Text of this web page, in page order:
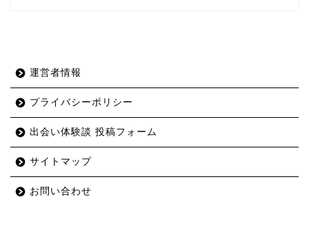
運営者情報
プライバシーポリシー
出会い体験談 投稿フォーム
サイトマップ
お問い合わせ